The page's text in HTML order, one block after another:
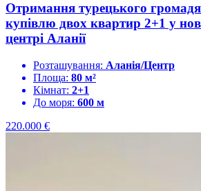
Отримання турецького
купівлю двох квартир 2+1 у
центрі Аланії
Розташування: Аланія/Центр
Площа: 80 м²
Кімнат: 2+1
До моря: 600 м
220.000 €